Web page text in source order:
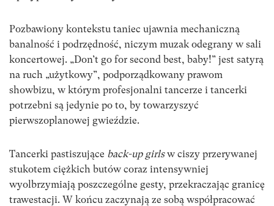
Pozbawiony kontekstu taniec ujawnia mechaniczną
banalność i podrzędność, niczym muzak odegrany w sali
koncertowej. „Don’t go for second best, baby!” jest satyrą
na ruch „użytkowy”, podporządkowany prawom
showbizu, w którym profesjonalni tancerze i tancerki
potrzebni są jedynie po to, by towarzyszyć
pierwszoplanowej gwieździe.
Tancerki pastiszujące back-up girlsw ciszy przerywanej
stukotem ciężkich butów coraz intensywniej
wyolbrzymiają poszczególne gesty, przekraczając granicę
trawestacji. W końcu zaczynają ze sobą współpracować